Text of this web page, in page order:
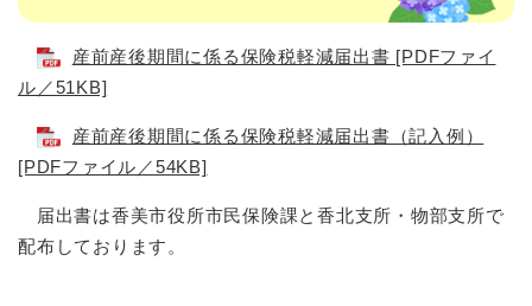
産前産後期間に係る保険税軽減届出書 [PDFファイ
ル／51KB]
産前産後期間に係る保険税軽減届出書（記入例）
[PDFファイル／54KB]
届出書は香美市役所市民保険課と香北支所・物部支所で
配布しております。